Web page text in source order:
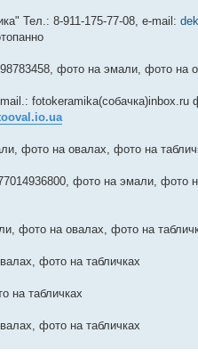
Тел.: 8-911-175-77-08, e-mail:
фото на эмали, фото на
fotokeramika(собачка)inbox.ru
фото на овалах, фото на
фото на эмали, фото
фото на овалах, фото на
фото на табличках
на табличках
фото на табличках